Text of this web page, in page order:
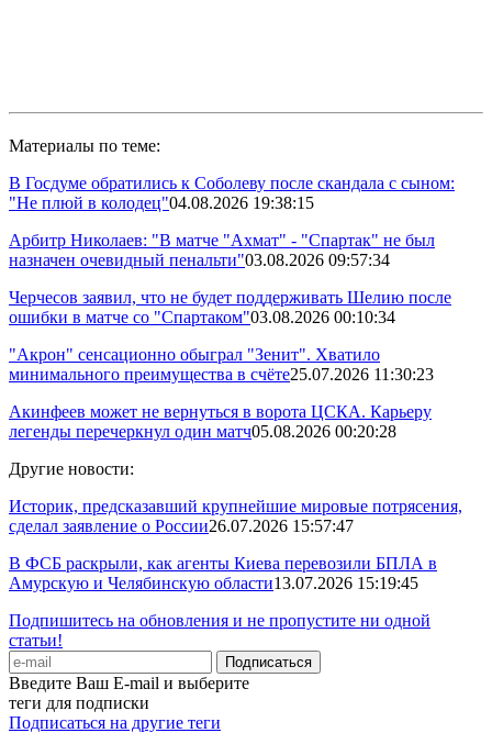
Материалы по теме:
В Госдуме обратились к Соболеву после скандала с сыном:
"Не плюй в колодец"04.08.2026 19:38:15
Арбитр Николаев: "В матче "Ахмат" - "Спартак" не был
назначен очевидный пенальти"03.08.2026 09:57:34
Черчесов заявил, что не будет поддерживать Шелию после
ошибки в матче со "Спартаком"03.08.2026 00:10:34
"Акрон" сенсационно обыграл "Зенит". Хватило
минимального преимущества в счёте25.07.2026 11:30:23
Акинфеев может не вернуться в ворота ЦСКА. Карьеру
легенды перечеркнул один матч05.08.2026 00:20:28
Другие новости:
Историк, предсказавший крупнейшие мировые потрясения,
сделал заявление о России26.07.2026 15:57:47
В ФСБ раскрыли, как агенты Киева перевозили БПЛА в
Амурскую и Челябинскую области13.07.2026 15:19:45
Подпишитесь на обновления и не пропустите ни одной
статьи!
Введите Ваш E-mail и выберите
теги для подписки
Подписаться на другие теги